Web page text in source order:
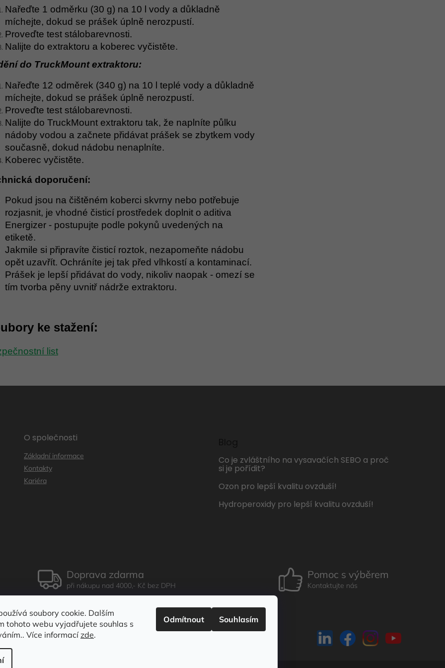
soubory cookie. Dalším
tohoto webu vyjadřujete souhlas s
Více informacízde.
Odmítnout Souhlasím
Nařeďte 1 odměrku (30 g) na 10 l vody a důkladně
míchejte, dokud se prášek úplně nerozpustí.
Proveďte test stálobarevnosti.
Nalijte do extraktoru a koberec vyčistěte.
do TruckMount extraktoru:
Nařeďte 12 odměrek (340 g) na 10 l teplé vody a důkladně
míchejte, dokud se prášek úplně nerozpustí.
Proveďte test stálobarevnosti.
Nalijte do TruckMount extraktoru tak, že naplníte půlku
nádoby vodou a začnete přidávat prášek se zbytkem vody
současně, dokud nádobu nenaplníte.
Koberec vyčistěte.
doporučení:
Pokud jsou na čištěném koberci skvrny nebo potřebuje
rozjasnit, je vhodné čisticí prostředek doplnit o aditiva
Energizer - postupujte podle pokynů uvedených na
etiketě.
Jakmile si připravíte čisticí roztok, nezapomeňte nádobu
opět uzavřít. Ochráníte jej tak před vlhkostí a kontaminací.
Prášek je lepší přidávat do vody, nikoliv naopak - omezí se
tím tvorba pěny uvnitř nádrže extraktoru.
ke stažení:
list
O společnosti
Základní informace
Kontakty
Kariéra
Co je zvláštního na vysavačích SEBO a proč
si je pořídit?
Ozon pro lepší kvalitu ovzduší!
Hydroperoxidy pro lepší kvalitu ovzduší!
Doprava zdarma
při nákupu nad 4000,- Kč bez DPH
Pomoc s výběrem
Kontaktujte nás